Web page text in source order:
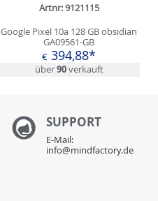
Artnr: 9121115
Google Pixel 10a 128 GB obsidian
GA09561-GB
€ 394,88*
über90verkauft
SUPPORT
E-Mail:
info@mindfactory.de